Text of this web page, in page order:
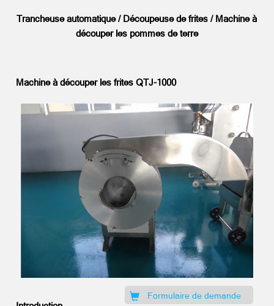
Trancheuse automatique / Découpeuse de frites / Machine à
découper les pommes de terre
Machine à découper les frites QTJ-1000
Formulaire de demande